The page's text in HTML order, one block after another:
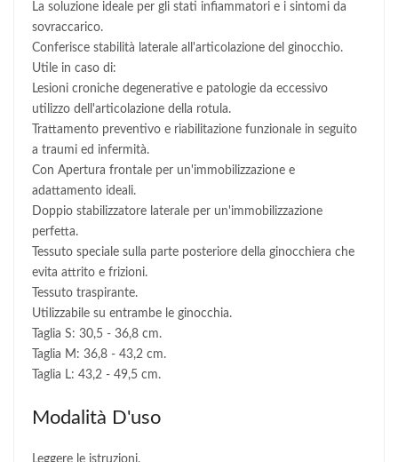
La soluzione ideale per gli stati infiammatori e i sintomi da
sovraccarico.
Conferisce stabilità laterale all'articolazione del ginocchio.
Utile in caso di:
Lesioni croniche degenerative e patologie da eccessivo
utilizzo dell'articolazione della rotula.
Trattamento preventivo e riabilitazione funzionale in seguito
a traumi ed infermità.
Con Apertura frontale per un'immobilizzazione e
adattamento ideali.
Doppio stabilizzatore laterale per un'immobilizzazione
perfetta.
Tessuto speciale sulla parte posteriore della ginocchiera che
evita attrito e frizioni.
Tessuto traspirante.
Utilizzabile su entrambe le ginocchia.
Taglia S: 30,5 - 36,8 cm.
Taglia M: 36,8 - 43,2 cm.
Taglia L: 43,2 - 49,5 cm.
Modalità D'uso
Leggere le istruzioni.